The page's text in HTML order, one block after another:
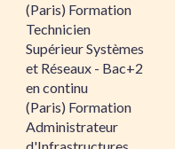
(Paris) Formation
Technicien
Supérieur Systèmes
et Réseaux - Bac+2
en continu
(Paris) Formation
Administrateur